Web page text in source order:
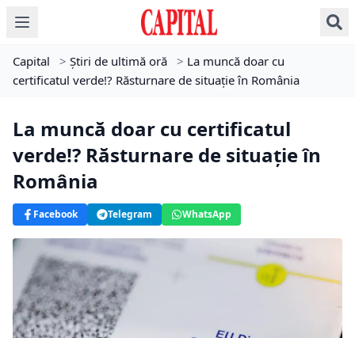
Capital > Știri de ultimă oră > La muncă doar cu
certificatul verde!? Răsturnare de situație în România
La muncă doar cu certificatul
verde!? Răsturnare de situație în
România
Facebook Telegram WhatsApp